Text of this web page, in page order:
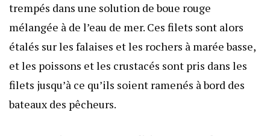
trempés dans une solution de boue rouge
mélangée à de l’eau de mer. Ces filets sont alors
étalés sur les falaises et les rochers à marée basse,
et les poissons et les crustacés sont pris dans les
filets jusqu’à ce qu’ils soient ramenés à bord des
bateaux des pêcheurs.